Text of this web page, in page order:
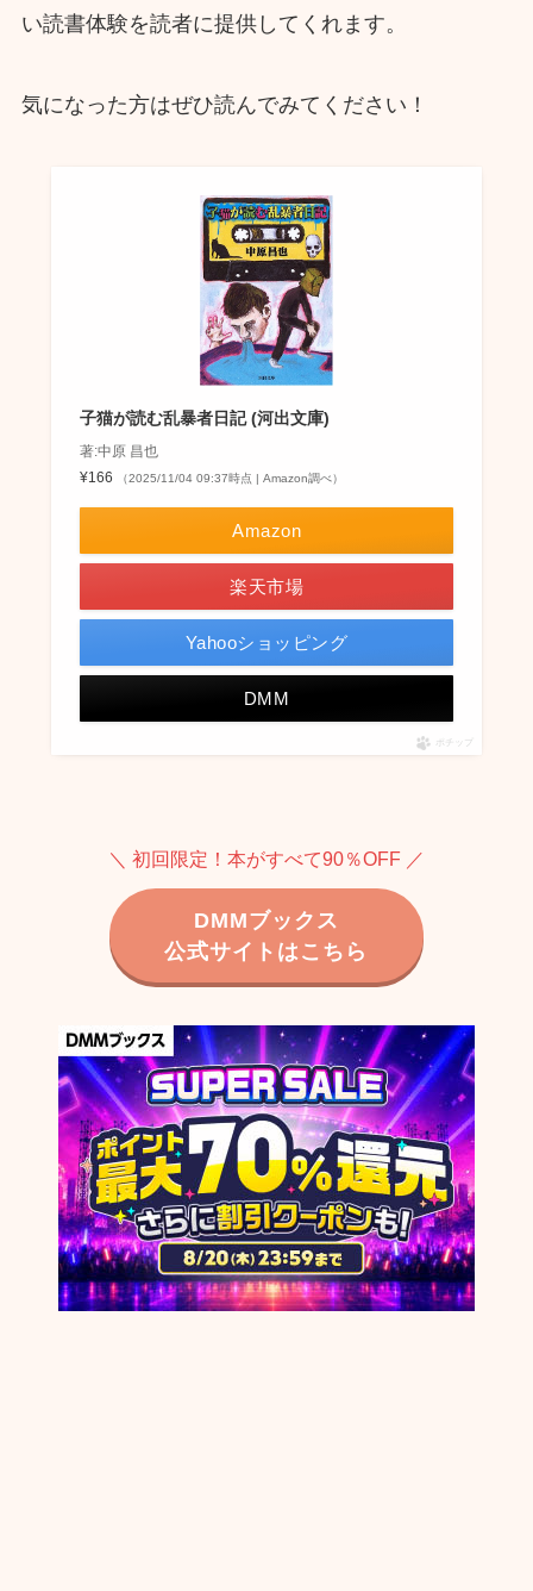
い読書体験を読者に提供してくれます。
気になった方はぜひ読んでみてください！
子猫が読む乱暴者日記 (河出文庫)
著:中原 昌也
¥166
（2025/11/04 09:37時点 | Amazon調べ）
Amazon
楽天市場
Yahooショッピング
DMM
ポチップ
＼ 初回限定！本がすべて90％OFF ／
DMMブックス
公式サイトはこちら